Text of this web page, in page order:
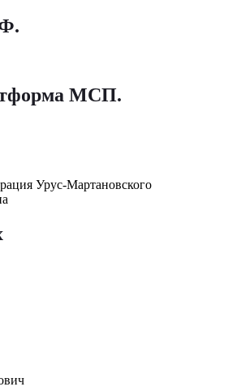
.
МСП.
Урус-Мартановского